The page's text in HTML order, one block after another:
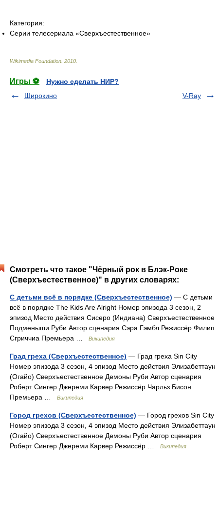
Категория:
Серии телесериала «Сверхъестественное»
Wikimedia Foundation 2010
Игры ⚽
Нужно сделать НИР?
Широкино
V-Ray
Смотреть что такое "Чёрный рок в Блэк-Роке
(Сверхъестественное)" в других словарях:
С детьми всё в порядке (Сверхъестественное) — С детьми
всё в порядке The Kids Are Alright Номер эпизода 3 сезон, 2
эпизод Место действия Сисеро (Индиана) Сверхъестественное
Подменыши Руби Автор сценария Сэра Гэмбл Режиссёр Филип
Сгриччиа Премьера …
Википедия
Град греха (Сверхъестественное) — Град греха Sin City
Номер эпизода 3 сезон, 4 эпизод Место действия Элизабеттаун
(Огайо) Сверхъестественное Демоны Руби Автор сценария
Роберт Сингер Джереми Карвер Режиссёр Чарльз Бисон
Премьера …
Википедия
Город грехов (Сверхъестественное) — Город грехов Sin City
Номер эпизода 3 сезон, 4 эпизод Место действия Элизабеттаун
(Огайо) Сверхъестественное Демоны Руби Автор сценария
Роберт Сингер Джереми Карвер Режиссёр …
Википедия